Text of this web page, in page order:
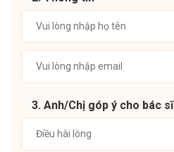
3. Anh/Chị góp ý cho bác sĩ